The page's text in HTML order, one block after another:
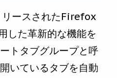
ースされたFirefox
した革新的な機能を
トタブグループと呼
いているタブを自動